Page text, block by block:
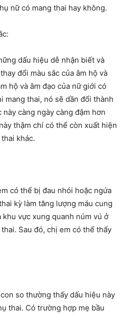
nữ có mang thai hay không.
dấu hiệu dễ nhận biết và
đổi màu sắc của âm hộ và
hộ và âm đạo của nữ giới có
mang thai, nó sẽ dần đổi thành
này càng ngày càng đậm hơn
thậm chí có thể còn xuất hiện
khác.
có thể bị đau nhói hoặc ngứa
kỳ làm tăng lượng máu cung
vực xung quanh núm vú ở
Sau đó, chị em có thể thấy
so thường thấy dấu hiệu này
thai. Có trường hợp mẹ bầu